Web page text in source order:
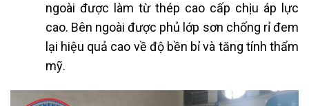
ngoài được làm từ thép cao cấp chịu áp lực
cao. Bên ngoài được phủ lớp sơn chống rỉ đem
lại hiệu quả cao về độ bền bỉ và tăng tính thẩm
mỹ.